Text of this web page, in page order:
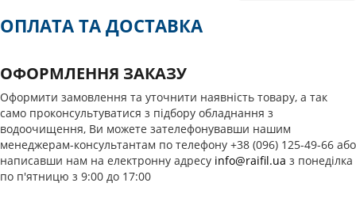
ОПЛАТА ТА ДОСТАВКА
ОФОРМЛЕННЯ ЗАКАЗУ
Оформити замовлення та уточнити наявність товару, а так
само проконсультуватися з підбору обладнання з
водоочищення, Ви можете зателефонувавши нашим
менеджерам-консультантам по телефону +38 (096) 125-49-66 або
написавши нам на електронну адресу info@raifil.ua з понеділка
по п'ятницю з 9:00 до 17:00